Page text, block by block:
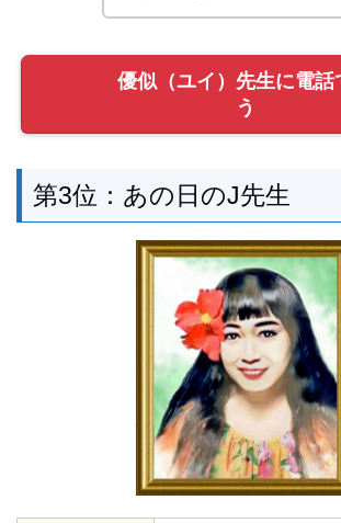
優似（ユイ）先生に電話
う
第3位：あの日のJ先生